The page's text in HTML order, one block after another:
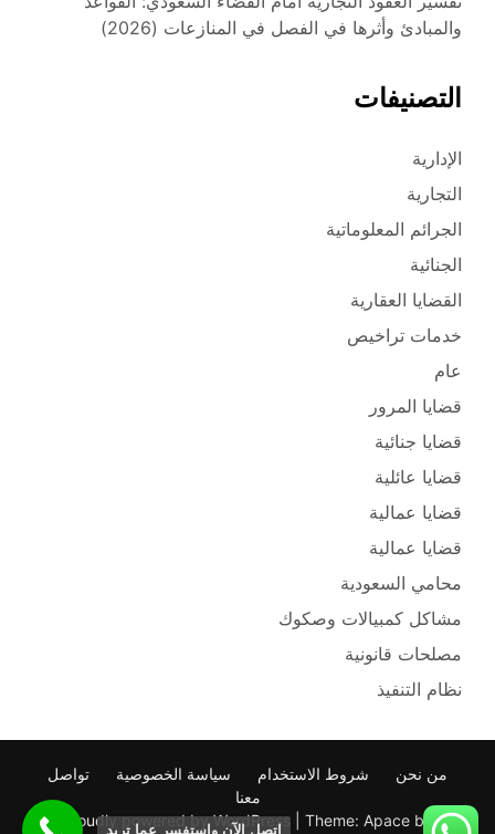
والمبادئ وأثرها في الفصل في المنازعات (2026)
التصنيفات
الإدارية
التجارية
الجرائم المعلوماتية
الجنائية
القضايا العقارية
خدمات تراخيص
عام
قضايا المرور
قضايا جنائية
قضايا عائلية
قضايا عمالية
قضايا عمالية
محامي السعودية
مشاكل كمبيالات وصكوك
مصلحات قانونية
نظام التنفيذ
من نحن شروط الاستخدام سياسة الخصوصية
تواصل
معنا
Proudly powered by WordPress
Theme: Apace by
اتصل الآن واستفسر عما تريد